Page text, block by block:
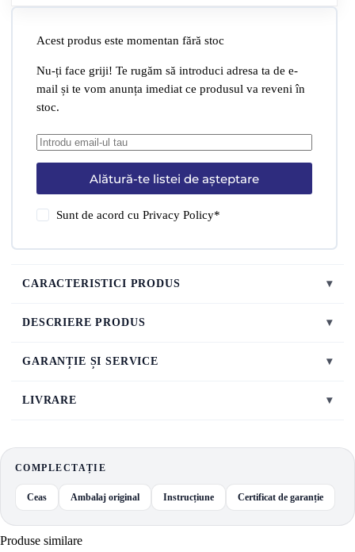
Acest produs este momentan fără stoc
Nu-ți face griji! Te rugăm să introduci adresa ta de e-
mail și te vom anunța imediat ce produsul va reveni în
stoc.
Alătură-te listei de așteptare
Sunt de acord cuPrivacy Policy*
CARACTERISTICI PRODUS ▾
DESCRIERE PRODUS ▾
GARANȚIE ȘI SERVICE ▾
LIVRARE ▾
COMPLECTAȚIE
Ceas Ambalaj original Instrucțiune Certificat de garanție
Produse similare